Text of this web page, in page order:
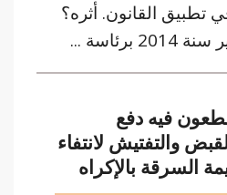
تطبيق القانون. أثره؟
فيه دفع
والتفتيش لانتفاء
السرقة بالإكراه